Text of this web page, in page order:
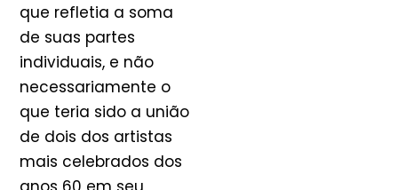
que refletia a soma
de suas partes
individuais, e não
necessariamente o
que teria sido a união
de dois dos artistas
mais celebrados dos